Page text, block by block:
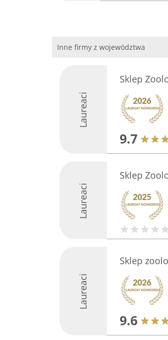
Inne firmy z województwa
Laureaci
Sklep
9.7
Laureaci
Sklep
Laureaci
Sklep
9.6